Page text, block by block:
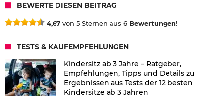
BEWERTE DIESEN BEITRAG
4,67 von 5 Sternen aus 6 Bewertungen!
TESTS & KAUFEMPFEHLUNGEN
Kindersitz ab 3 Jahre – Ratgeber,
Empfehlungen, Tipps und Details zu
Ergebnissen aus Tests der 12 besten
Kindersitze ab 3 Jahren